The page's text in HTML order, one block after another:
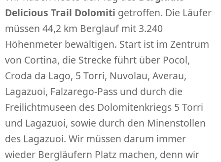
Delicious Trail Dolomiti getroffen. Die Läufer
müssen 44,2 km Berglauf mit 3.240
Höhenmeter bewältigen. Start ist im Zentrum
von Cortina, die Strecke führt über Pocol,
Croda da Lago, 5 Torri, Nuvolau, Averau,
Lagazuoi, Falzarego-Pass und durch die
Freilichtmuseen des Dolomitenkriegs 5 Torri
und Lagazuoi, sowie durch den Minenstollen
des Lagazuoi. Wir müssen darum immer
wieder Bergläufern Platz machen, denn wir